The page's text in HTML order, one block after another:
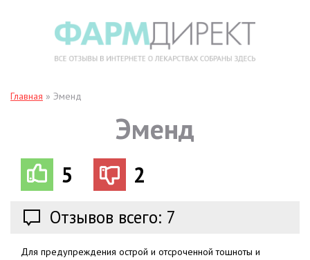
Главная » Эменд
Эменд
5 2
Отзывов всего: 7
Для предупреждения острой и отсроченной тошноты и